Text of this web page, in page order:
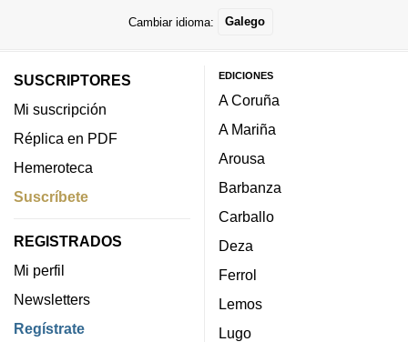
Cambiar idioma: Galego
SUSCRIPTORES
Mi suscripción
Réplica en PDF
Hemeroteca
Suscríbete
REGISTRADOS
Mi perfil
Newsletters
Regístrate
EDICIONES
A Coruña
A Mariña
Arousa
Barbanza
Carballo
Deza
Ferrol
Lemos
Lugo